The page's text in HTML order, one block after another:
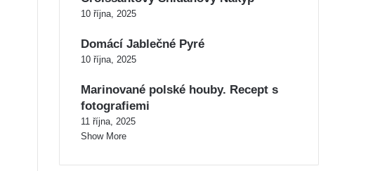
10 října, 2025
Domácí Jablečné Pyré
10 října, 2025
Marinované polské houby. Recept s
fotografiemi
11 října, 2025
Show More